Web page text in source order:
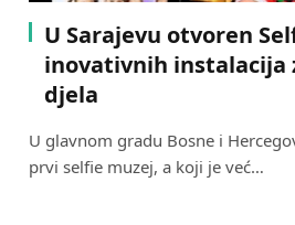
U Sarajevu otvoren
inovativnih instalacija
djela
U glavnom gradu Bosne i
prvi selfie muzej, a koji je već…